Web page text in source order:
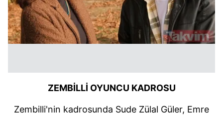
ZEMBİLLİ OYUNCU KADROSU
Zembilli'nin kadrosunda Sude Zülal Güler, Emre